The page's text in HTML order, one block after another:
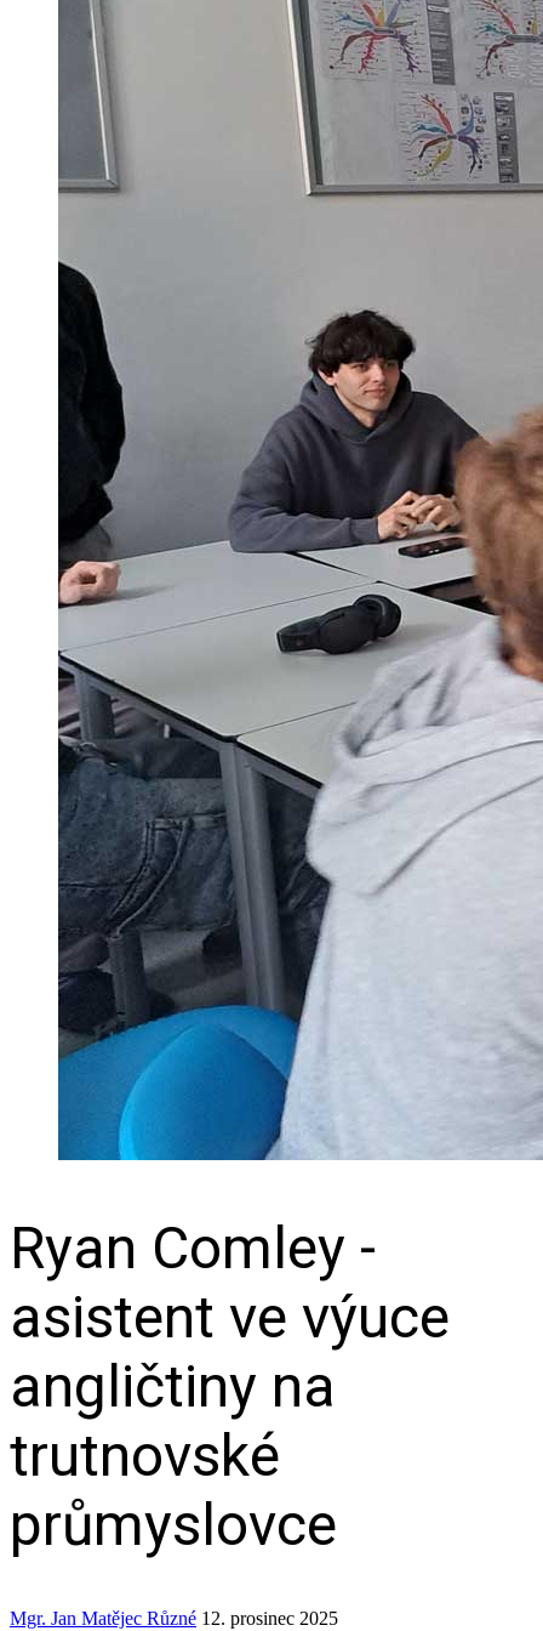
Ryan Comley -
asistent ve výuce
angličtiny na
trutnovské
průmyslovce
Mgr. Jan Matějec Různé 12. prosinec 2025